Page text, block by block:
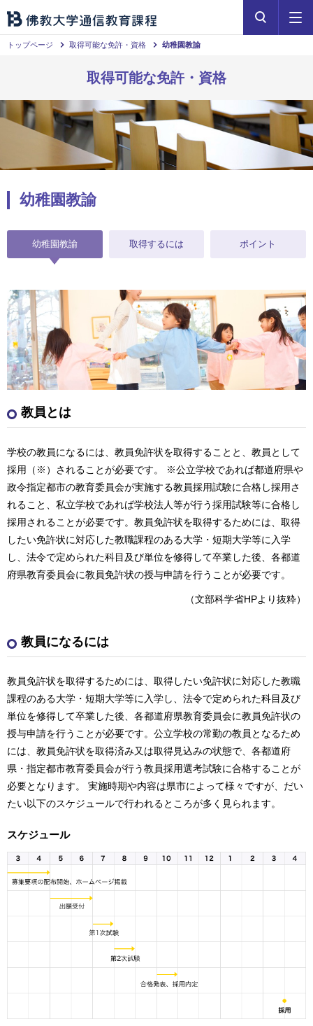
トップページ 取得可能な免許・資格 幼稚園教諭
取得可能な免許・資格
幼稚園教諭
幼稚園教諭 取得するには ポイント
教員とは
学校の教員になるには、教員免許状を取得することと、教員として
採用（※）されることが必要です。 ※公立学校であれば都道府県や
政令指定都市の教育委員会が実施する教員採用試験に合格し採用さ
れること、私立学校であれば学校法人等が行う採用試験等に合格し
採用されることが必要です。教員免許状を取得するためには、取得
したい免許状に対応した教職課程のある大学・短期大学等に入学
し、法令で定められた科目及び単位を修得して卒業した後、各都道
府県教育委員会に教員免許状の授与申請を行うことが必要です。
（文部科学省HPより抜粋）
教員になるには
教員免許状を取得するためには、取得したい免許状に対応した教職
課程のある大学・短期大学等に入学し、法令で定められた科目及び
単位を修得して卒業した後、各都道府県教育委員会に教員免許状の
授与申請を行うことが必要です。公立学校の常勤の教員となるため
には、教員免許状を取得済み又は取得見込みの状態で、各都道府
県・指定都市教育委員会が行う教員採用選考試験に合格することが
必要となります。 実施時期や内容は県市によって様々ですが、だい
たい以下のスケジュールで行われるところが多く見られます。
スケジュール